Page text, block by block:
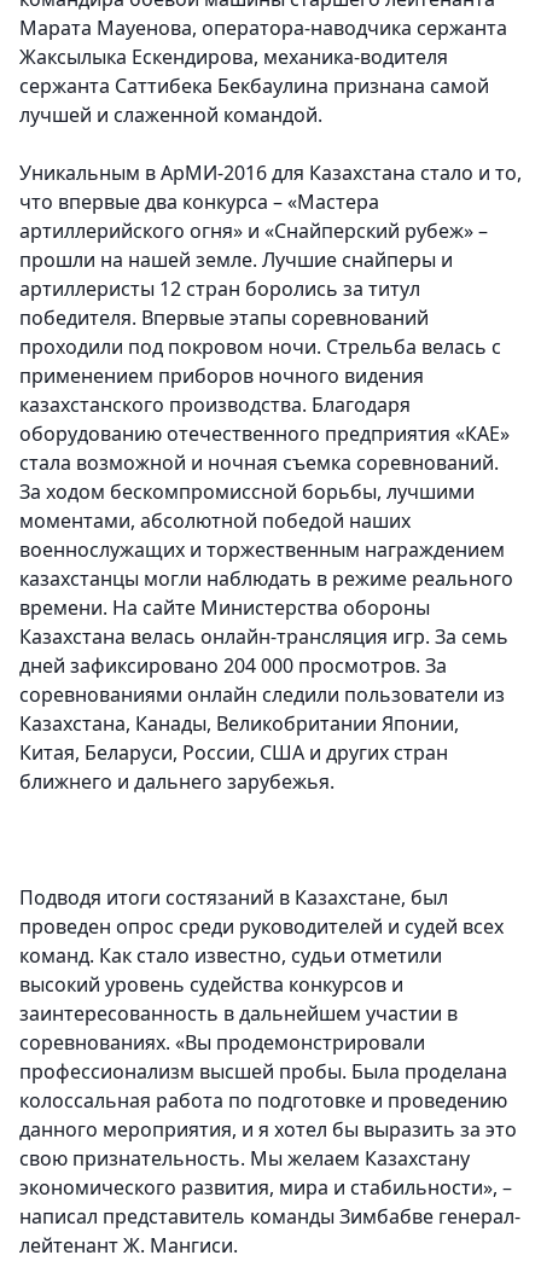
Марата Мауенова, оператора-наводчика сержанта
Жаксылыка Ескендирова, механика-водителя
сержанта Саттибека Бекбаулина признана самой
лучшей и слаженной командой.
Уникальным в АрМИ-2016 для Казахстана стало и то,
что впервые два конкурса – «Мастера
артиллерийского огня» и «Снайперский рубеж» –
прошли на нашей земле. Лучшие снайперы и
артиллеристы 12 стран боролись за титул
победителя. Впервые этапы соревнований
проходили под покровом ночи. Стрельба велась с
применением приборов ночного видения
казахстанского производства. Благодаря
оборудованию отечественного предприятия «КАЕ»
стала возможной и ночная съемка соревнований.
За ходом бескомпромиссной борьбы, лучшими
моментами, абсолютной победой наших
военнослужащих и торжественным награждением
казахстанцы могли наблюдать в режиме реального
времени. На сайте Министерства обороны
Казахстана велась онлайн-трансляция игр. За семь
дней зафиксировано 204 000 просмотров. За
соревнованиями онлайн следили пользователи из
Казахстана, Канады, Великобритании Японии,
Китая, Беларуси, России, США и других стран
ближнего и дальнего зарубежья.
Подводя итоги состязаний в Казахстане, был
проведен опрос среди руководителей и судей всех
команд. Как стало известно, судьи отметили
высокий уровень судейства конкурсов и
заинтересованность в дальнейшем участии в
соревнованиях. «Вы продемонстрировали
профессионализм высшей пробы. Была проделана
колоссальная работа по подготовке и проведению
данного мероприятия, и я хотел бы выразить за это
свою признательность. Мы желаем Казахстану
экономического развития, мира и стабильности», –
написал представитель команды Зимбабве генерал-
лейтенант Ж. Мангиси.